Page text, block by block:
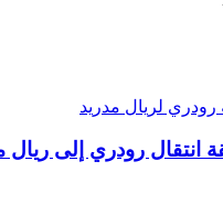
رودري إلى ريال مدريد؟